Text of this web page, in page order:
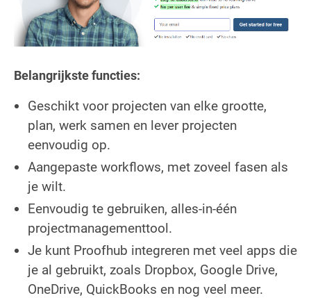
Belangrijkste functies:
Geschikt voor projecten van elke grootte,
plan, werk samen en lever projecten
eenvoudig op.
Aangepaste workflows, met zoveel fasen als
je wilt.
Eenvoudig te gebruiken, alles-in-één
projectmanagementtool.
Je kunt Proofhub integreren met veel apps die
je al gebruikt, zoals Dropbox, Google Drive,
OneDrive, QuickBooks en nog veel meer.